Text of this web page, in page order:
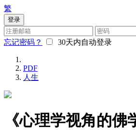
繁
登录
忘记密码？ 30天内自动登录
PDF
人生
《心理学视角的佛